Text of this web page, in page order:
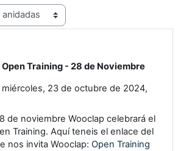
Training - 28 de Noviembre
miércoles, 23 de octubre de 2024,
0
de noviembre Wooclap celebrará el
Training. Aquí teneis el enlace del
nos invita Wooclap: Open Training